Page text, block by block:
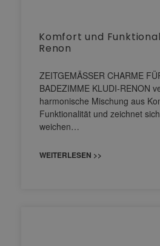
Komfort und
Renon
ZEITGEMÄSSER CHARME
BADEZIMME KLUDI-RENON
harmonische Mischung aus
Funktionalität und zeichnet
weichen…
WEITERLESEN >>